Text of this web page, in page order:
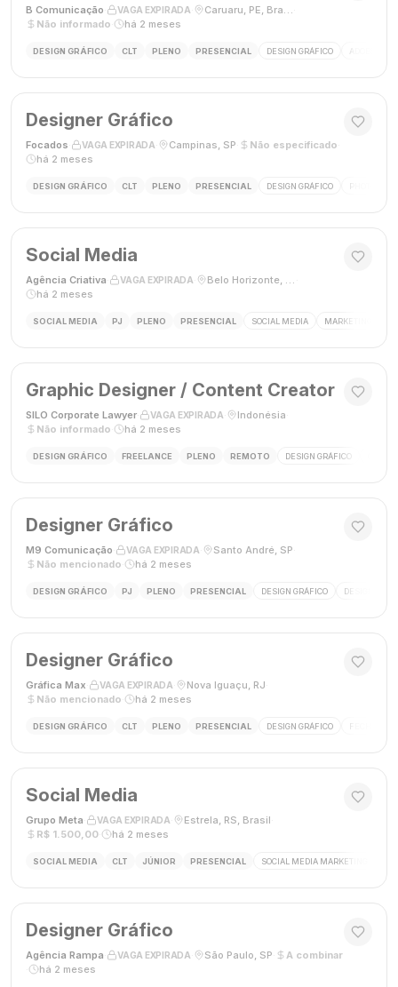
B Comunicação VAGA EXPIRADA Caruaru, PE, Brasil
Não informado
há 2 meses
DESIGN GRÁFICO CLT PLENO PRESENCIAL DESIGN GRÁFICO ADOBE
Designer Gráfico
Focados VAGA EXPIRADA Campinas, SP Não especificado
há 2 meses
DESIGN GRÁFICO CLT PLENO PRESENCIAL DESIGN GRÁFICO PHOTOSHOP
Social Media
Agência Criativa VAGA EXPIRADA Belo Horizonte, Brasil
há 2 meses
SOCIAL MEDIA PJ PLENO PRESENCIAL SOCIAL MEDIA MARKETING
Graphic Designer / Content Creator
SILO Corporate Lawyer VAGA EXPIRADA Indonésia
Não informado
há 2 meses
DESIGN GRÁFICO FREELANCE PLENO REMOTO DESIGN GRÁFICO
Designer Gráfico
M9 Comunicação VAGA EXPIRADA Santo André, SP
Não mencionado
há 2 meses
DESIGN GRÁFICO PJ PLENO PRESENCIAL DESIGN GRÁFICO DESIGNER
Designer Gráfico
Gráfica Max VAGA EXPIRADA Nova Iguaçu, RJ
Não mencionado
há 2 meses
DESIGN GRÁFICO CLT PLENO PRESENCIAL DESIGN GRÁFICO
Social Media
Grupo Meta VAGA EXPIRADA Estrela, RS, Brasil
R$ 1.500,00
há 2 meses
SOCIAL MEDIA CLT JÚNIOR PRESENCIAL SOCIAL MEDIA MARKETING
Designer Gráfico
Agência Rampa VAGA EXPIRADA São Paulo, SP
A combinar
há 2 meses